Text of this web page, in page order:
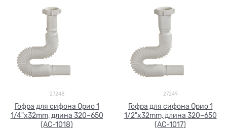
27248
Гофра для сифона Орио 1
1/4"x32mm, длина 320–650
(AC-1018)
27249
Гофра для сифона Орио 1
1/2"x32mm, длина 320–650
(AC-1017)